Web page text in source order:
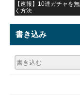
【速報】10連ガチャを無
く方法
書き込み